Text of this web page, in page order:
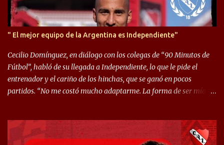
" El mejor equipo de la Argentina es Independiente"
Cecilio Domínguez, en diálogo con los colegas de “90 Minutos de
Fútbol”, habló de su llegada a Independiente, lo que le pide el
entrenador y el cariño de los hinchas, que se ganó en pocos
partidos. “No me costó mucho adaptarme. La forma de ser mía
llegué a un Independiente que juega muy dinámico y me gusta
mucho. Me favorece por la forma de jugar mía y eso también